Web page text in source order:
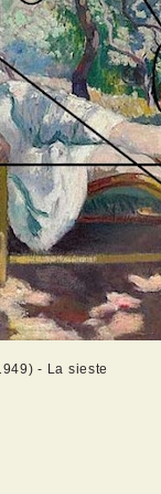
- La sieste